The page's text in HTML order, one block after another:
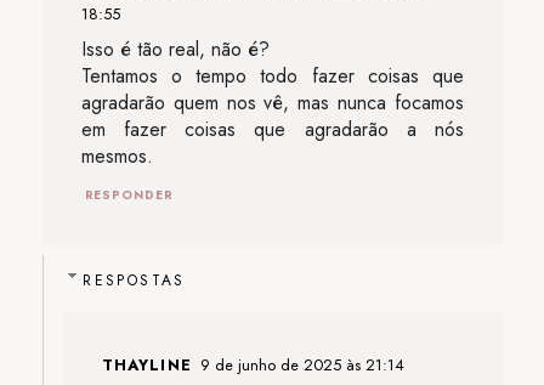
18:55
Isso é tão real, não é?
Tentamos o tempo todo fazer coisas que
agradarão quem nos vê, mas nunca focamos
em fazer coisas que agradarão a nós
mesmos.
RESPONDER
RESPOSTAS
THAYLINE 9 de junho de 2025 às 21:14